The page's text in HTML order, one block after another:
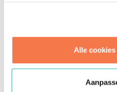
Alle cookies
verhuurders zich meer
daarmee de marktruimte om
bestaat dat het aanbod in